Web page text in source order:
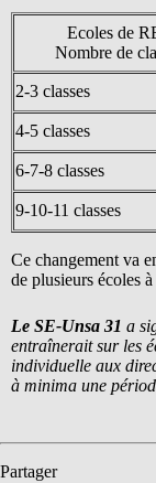
Ecoles de
Nombre de
2-3 classes
4-5 classes
6-7-8 classes
9-10-11 classes
Ce changement va
de plusieurs écoles
Le SE-Unsa 31 a
entraînerait sur les
individuelle aux
à minima une
Partager